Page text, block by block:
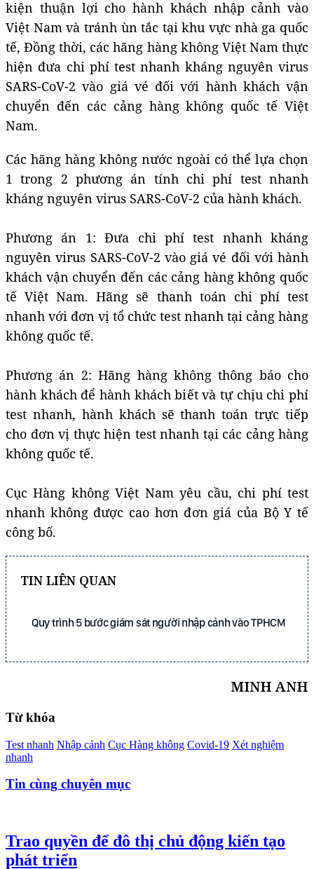
kiện thuận lợi cho hành khách nhập cảnh vào
Việt Nam và tránh ùn tắc tại khu vực nhà ga quốc
tế, Đồng thời, các hãng hàng không Việt Nam thực
hiện đưa chi phí test nhanh kháng nguyên virus
SARS-CoV-2 vào giá vé đối với hành khách vận
chuyển đến các cảng hàng không quốc tế Việt
Nam.
Các hãng hàng không nước ngoài có thể lựa chọn
1 trong 2 phương án tính chi phí test nhanh
kháng nguyên virus SARS-CoV-2 của hành khách.
Phương án 1: Đưa chi phí test nhanh kháng
nguyên virus SARS-CoV-2 vào giá vé đối với hành
khách vận chuyển đến các cảng hàng không quốc
tế Việt Nam. Hãng sẽ thanh toán chi phí test
nhanh với đơn vị tổ chức test nhanh tại cảng hàng
không quốc tế.
Phương án 2: Hãng hàng không thông báo cho
hành khách để hành khách biết và tự chịu chi phí
test nhanh, hành khách sẽ thanh toán trực tiếp
cho đơn vị thực hiện test nhanh tại các cảng hàng
không quốc tế.
Cục Hàng không Việt Nam yêu cầu, chi phí test
nhanh không được cao hơn đơn giá của Bộ Y tế
công bố.
TIN LIÊN QUAN
Quy trình 5 bước giám sát người nhập cảnh vào TPHCM
MINH ANH
Từ khóa
Test nhanh Nhập cảnh Cục Hàng không Covid-19 Xét nghiệm
nhanh
Tin cùng chuyên mục
Trao quyền để đô thị chủ động kiến tạo
phát triển